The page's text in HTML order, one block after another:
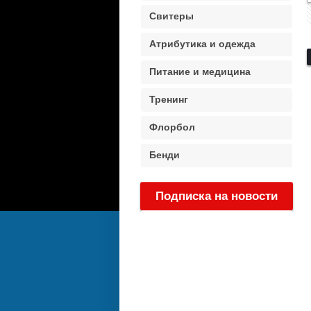
Свитеры
Атрибутика и одежда
Питание и медицина
Тренинг
Флорбол
Бенди
Подписка на новости